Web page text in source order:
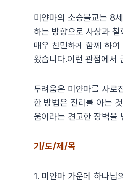
미얀마의 소승불교는 8
하는 방향으로 사상과
매우 친밀하게 함께 하여
왔습니다.이런 관점에서
두려움은 미얀마를 사로
한 방법은 진리를 아는
움이라는 견고한 장벽을
기/도/제/목
1. 미얀마 가운데 하나님